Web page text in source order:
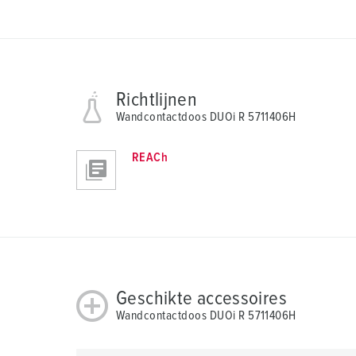
Richtlijnen
Wandcontactdoos DUOi R 5711406H
REACh
Geschikte accessoires
Wandcontactdoos DUOi R 5711406H